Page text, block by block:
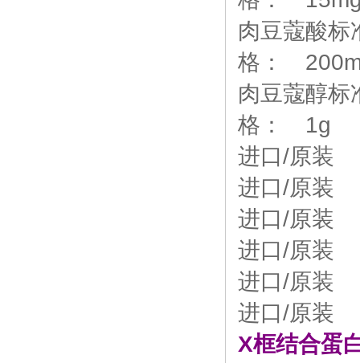
肉豆蔻酸
格：
肉豆蔻醇
格： 1g
进口/原装
进口/原装
进口/原装
进口/原装
进口/原装
进口/原装
X框结合蛋